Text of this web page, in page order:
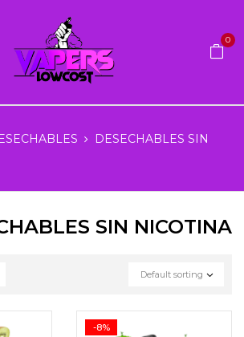
0
DESECHABLES SIN
SIN NICOTINA
Default sorting
-8%